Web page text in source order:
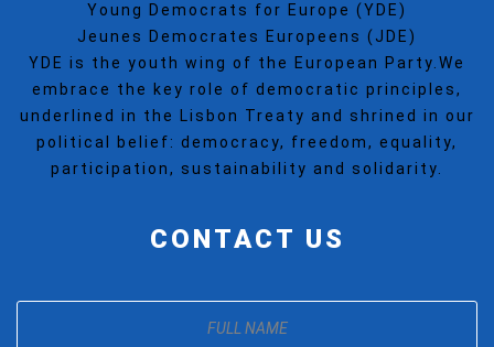
Young Democrats for Europe (YDE)
Jeunes Democrates Europeens (JDE)
YDE is the youth wing of the European Party.We
embrace the key role of democratic principles,
underlined in the Lisbon Treaty and shrined in our
political belief: democracy, freedom, equality,
participation, sustainability and solidarity.
CONTACT US